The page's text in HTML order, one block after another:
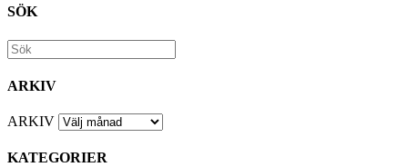
SÖK
ARKIV
ARKIV
KATEGORIER